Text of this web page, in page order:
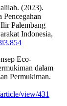
(2023).
Pencegahan
Palembang
Indonesia,
Eco-
dalam
Permukiman.
view/431